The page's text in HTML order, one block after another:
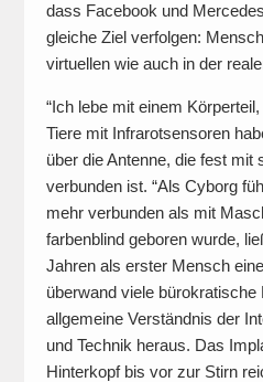
dass Facebook und
gleiche Ziel verfolgen:
virtuellen wie auch in der
“Ich lebe mit einem
Tiere mit Infrarotsensoren
über die Antenne, die fest mit
verbunden ist. “Als Cyborg
mehr verbunden als mit
farbenblind geboren wurde,
Jahren als erster Mensch
überwand viele bürokratische
allgemeine Verständnis der
und Technik heraus. Das
Hinterkopf bis vor zur Stirn